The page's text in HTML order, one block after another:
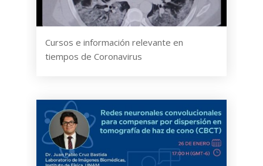
Cursos e información relevante en
tiempos de Coronavirus